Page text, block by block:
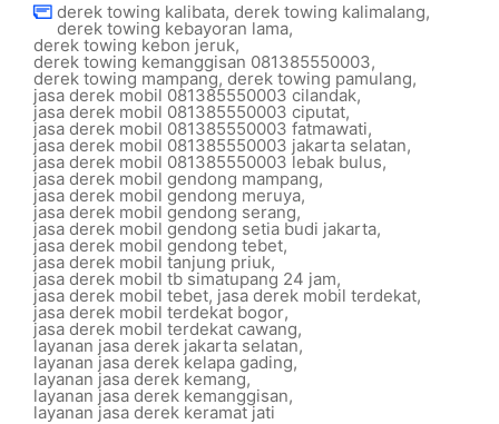
derek towing kalibata, derek towing kalimalang,
derek towing kebayoran lama,
derek towing kebon jeruk,
derek towing kemanggisan 081385550003,
derek towing mampang, derek towing pamulang,
jasa derek mobil 081385550003 cilandak,
jasa derek mobil 081385550003 ciputat,
jasa derek mobil 081385550003 fatmawati,
jasa derek mobil 081385550003 jakarta selatan,
jasa derek mobil 081385550003 lebak bulus,
jasa derek mobil gendong mampang,
jasa derek mobil gendong meruya,
jasa derek mobil gendong serang,
jasa derek mobil gendong setia budi jakarta,
jasa derek mobil gendong tebet,
jasa derek mobil tanjung priuk,
jasa derek mobil tb simatupang 24 jam,
jasa derek mobil tebet, jasa derek mobil terdekat,
jasa derek mobil terdekat bogor,
jasa derek mobil terdekat cawang,
layanan jasa derek jakarta selatan,
layanan jasa derek kelapa gading,
layanan jasa derek kemang,
layanan jasa derek kemanggisan,
layanan jasa derek keramat jati